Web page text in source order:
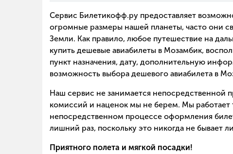
Сервис Билетикофф.ру предоставляет
огромные размеры нашей планеты, часто они
Земли. Как правило, любое путешествие на
купить дешевые авиабилеты в Мозамбик,
пункт назначения, дату, дополнительную
возможность выбора дешевого авиабилета в
Наш сервис не занимается непосредственной
комиссий и наценок мы не берем. Мы работает
непосредственном процессе оформления
лишний раз, поскольку это никогда не бывает
Приятного полета и мягкой посадки!